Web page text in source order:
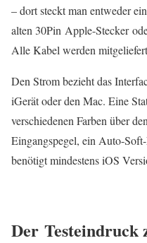
– dort steckt man entweder
alten 30Pin Apple-Stecker
Alle Kabel werden
Den Strom bezieht das
iGerät oder den Mac. Eine
verschiedenen Farben über
Eingangspegel, ein Auto-
benötigt mindestens iOS
Der Testeindruck